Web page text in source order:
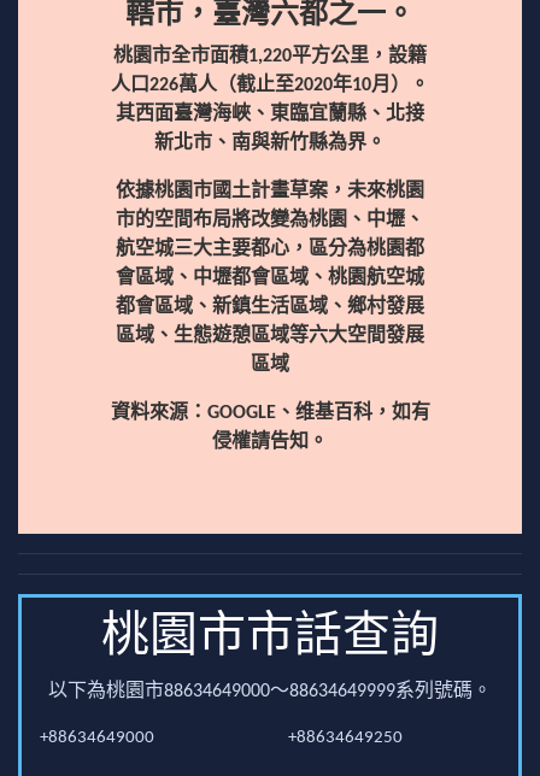
轄市，臺灣六都之一。
桃園市全市面積1,220平方公里，設籍
人口226萬人（截止至2020年10月）。
其西面臺灣海峽、東臨宜蘭縣、北接
新北市、南與新竹縣為界。
依據桃園市國土計畫草案，未來桃園
市的空間布局將改變為桃園、中壢、
航空城三大主要都心，區分為桃園都
會區域、中壢都會區域、桃園航空城
都會區域、新鎮生活區域、鄉村發展
區域、生態遊憩區域等六大空間發展
區域
資料來源：GOOGLE、维基百科，如有
侵權請告知。
桃園市市話查詢
以下為桃園市88634649000～88634649999系列號碼。
+88634649000 +88634649250